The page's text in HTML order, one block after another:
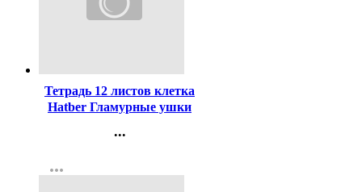
Тетрадь 12 листов клетка
Hatber Гламурные ушки
...
Регистрация
more_horiz